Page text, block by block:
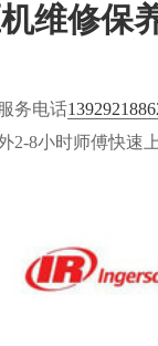
维修保
务电话
2-8小时师傅快速